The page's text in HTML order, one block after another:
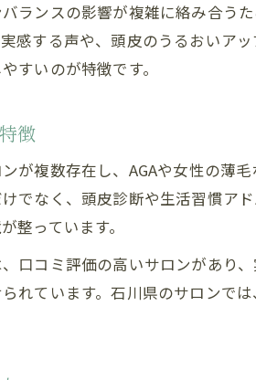
ランスの影響が複雑に絡み合う
感する声や、頭皮のうるおいア
すいのが特徴です。
徴
が複数存在し、AGAや女性の薄
でなく、頭皮診断や生活習慣ア
整っています。
口コミ評価の高いサロンがあり
れています。石川県のサロンで